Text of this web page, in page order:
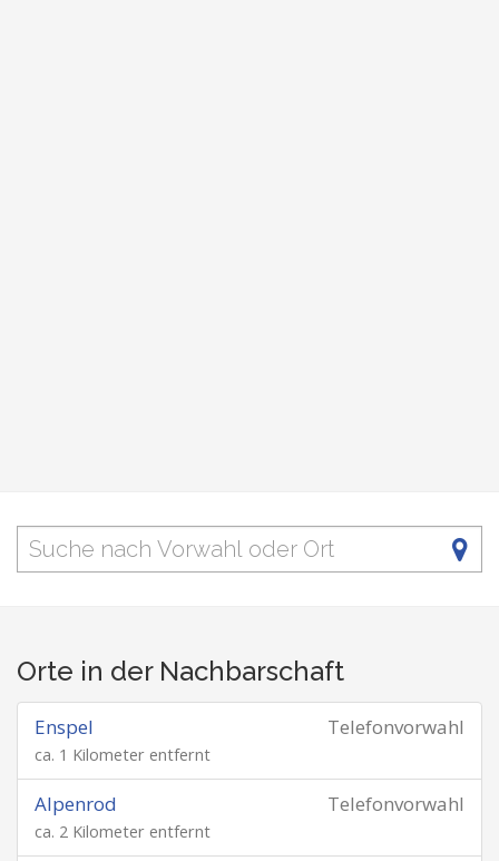
Orte in der Nachbarschaft
Telefonvorwahl
Enspel
ca. 1 Kilometer entfernt
Telefonvorwahl
Alpenrod
ca. 2 Kilometer entfernt